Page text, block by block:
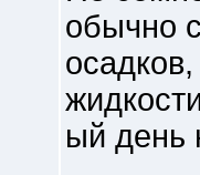
обычно
ый день